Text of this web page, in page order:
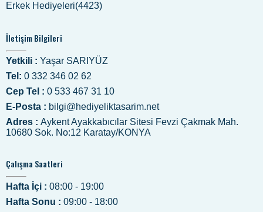
Erkek Hediyeleri(4423)
İletişim Bilgileri
Yetkili : Yaşar SARIYÜZ
Tel: 0 332 346 02 62
Cep Tel : 0 533 467 31 10
E-Posta : bilgi@hediyeliktasarim.net
Adres : Aykent Ayakkabıcılar Sitesi Fevzi Çakmak Mah.
10680 Sok. No:12 Karatay/KONYA
Çalışma Saatleri
Hafta İçi : 08:00 - 19:00
Hafta Sonu : 09:00 - 18:00